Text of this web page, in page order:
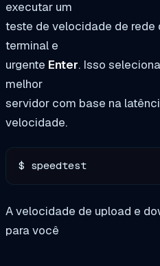
executar um
teste de velocidade de
terminal e
urgente Enter. Isso
melhor
servidor com base na
velocidade.
$ speedtest
A velocidade de upload e
para você